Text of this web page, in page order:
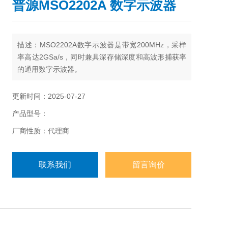
普源MSO2202A 数字示波器
描述： MSO2202A数字示波器是带宽200MHz，采样
率高达2GSa/s，同时兼具深存储深度和高波形捕获率
的通用数字示波器。
更新时间：2025-07-27
产品型号：
厂商性质：代理商
联系我们 留言询价